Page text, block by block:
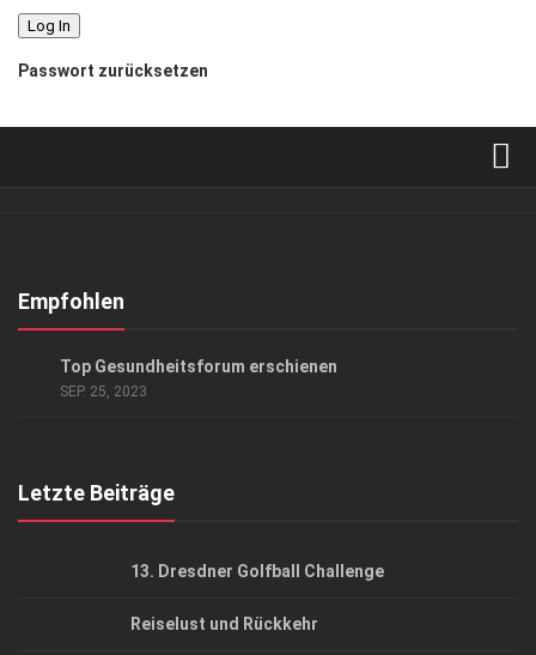
Passwort zurücksetzen
Kontakt, Impressum
Empfohlen
Top Gesundheitsforum erschienen
SEP. 25, 2023
Letzte Beiträge
13. Dresdner Golfball Challenge
Reiselust und Rückkehr